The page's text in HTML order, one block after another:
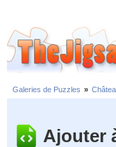
Galeries de Puzzles »
Ajouter